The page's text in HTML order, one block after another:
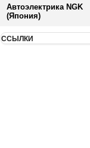
Автоэлектрика NGK
(Япония)
ССЫЛКИ